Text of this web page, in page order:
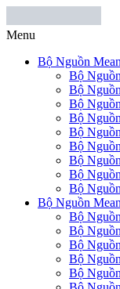
Menu
Bộ Nguồn
Bộ
Bộ
Bộ
Bộ
Bộ
Bộ
Bộ
Bộ
Bộ
Bộ Nguồn
Bộ
Bộ
Bộ
Bộ
Bộ